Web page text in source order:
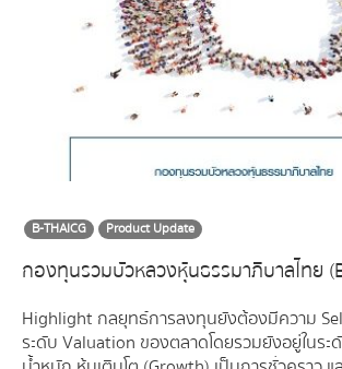
B-THAICG Product Update
กองทุนรวมบัวหลวงหุ้นธรรมาภิบาลไทย
Highlight กลยุทธ์การลงทุนยังต้องมีความ
ระดับ Valuation ของตลาดโดยรวมยังอยู่ในร